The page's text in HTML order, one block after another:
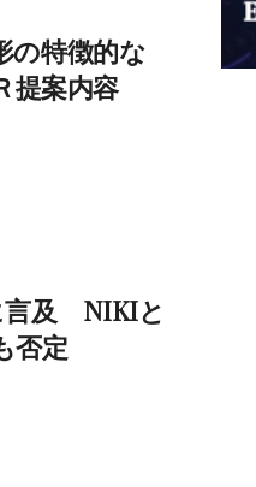
の特徴的な
案内容
言及 NIKIと
否定